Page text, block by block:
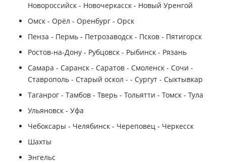
Новороссийск - Новочеркасск - Новый Уренгой
Омск - Орёл - Оренбург - Орск
Пенза - Пермь - Петрозаводск - Псков - Пятигорск
Ростов-на-Дону - Рубцовск - Рыбинск - Рязань
Самара - Саранск - Саратов - Смоленск - Сочи -
Ставрополь - Старый оскол - - Сургут - Сыктывкар
Таганрог - Тамбов - Тверь - Тольятти - Томск - Тула
Ульяновск - Уфа
Чебоксары - Челябинск - Череповец - Черкесск
Шахты
Энгельс